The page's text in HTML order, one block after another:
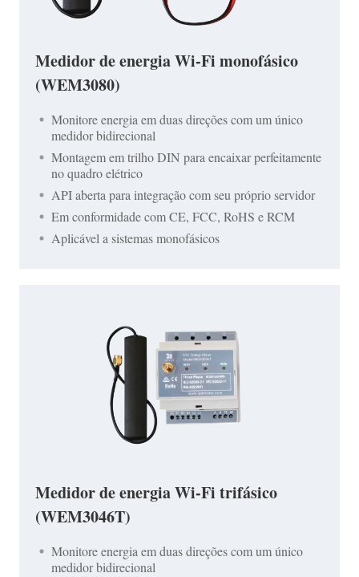
Medidor de energia Wi-Fi monofásico
(WEM3080)
Monitore energia em duas direções com um único
medidor bidirecional
Montagem em trilho DIN para encaixar perfeitamente
no quadro elétrico
API aberta para integração com seu próprio servidor
Em conformidade com CE, FCC, RoHS e RCM
Aplicável a sistemas monofásicos
Medidor de energia Wi-Fi trifásico
(WEM3046T)
Monitore energia em duas direções com um único
medidor bidirecional